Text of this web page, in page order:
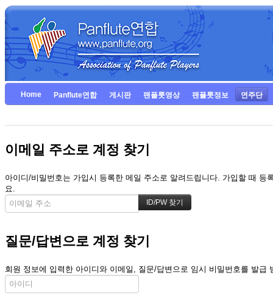
Home Panflute연합 게시판 팬플룻영상 팬플룻정보 연주단
이메일 주소로 계정 찾기
아이디/비밀번호는 가입시 등록한 메일 주소로 알려드립니다. 가입할 때
요.
질문/답변으로 계정 찾기
회원 정보에 입력한 아이디와 이메일, 질문/답변으로 임시 비밀번호를 발급